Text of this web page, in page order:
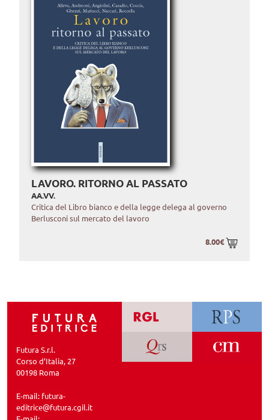
LAVORO. RITORNO AL PASSATO
AA.VV.
Critica del Libro bianco e della legge delega al governo
Berlusconi sul mercato del lavoro
8.00€
Futura S.r.l.
Corso d’Italia, 27
00198 Roma
E-mail: futura-
editrice@futura.cgil.it